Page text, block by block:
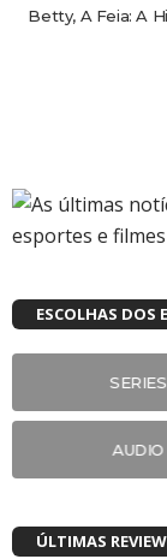
Betty, A Feia: A
ESCOLHAS DOS
SERIES
AUDIO
ÚLTIMAS